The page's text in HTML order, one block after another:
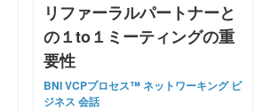
リファーラルパートナーと
の１to１ミーティングの重
要性
BNIVCPプロセス™ネットワーキング ビ
ジネス 会話